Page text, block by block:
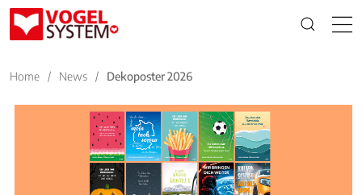
Home / News / Dekoposter 2026